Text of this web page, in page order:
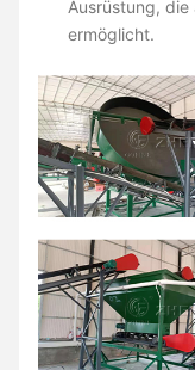
Ausrüstung,
ermöglicht.